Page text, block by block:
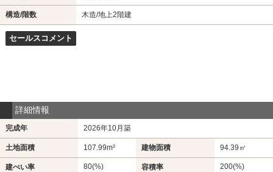
構造/階数 木造/地上2階建
セールスコメント
詳細情報
完成年 2026年10月築
土地面積 107.99m² 建物面積 94.39㎡
建ぺい率 80(%) 容積率 200(%)